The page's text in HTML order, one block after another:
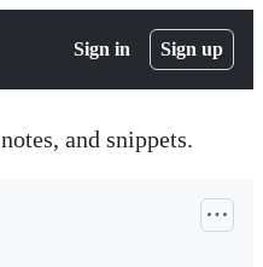
Sign in Sign up
and snippets.